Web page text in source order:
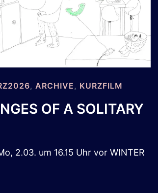
, ARCHIVE , KURZFILM
OF A SOLITARY
2.03. um 16.15 Uhr vor WINTER